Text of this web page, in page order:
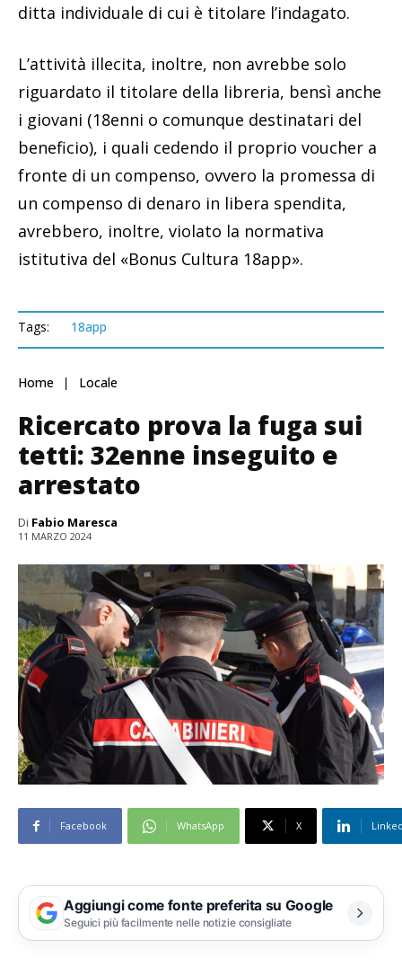
ditta individuale di cui è titolare l’indagato.
L’attività illecita, inoltre, non avrebbe solo
riguardato il titolare della libreria, bensì anche
i giovani (18enni o comunque destinatari del
beneficio), i quali cedendo il proprio voucher a
fronte di un compenso, ovvero la promessa di
un compenso di denaro in libera spendita,
avrebbero, inoltre, violato la normativa
istitutiva del «Bonus Cultura 18app».
Tags: 18app
Home Locale
Ricercato prova la fuga sui
tetti: 32enne inseguito e
arrestato
Di Fabio Maresca
11 MARZO 2024
Facebook WhatsApp X
Aggiungi come fonte preferita su Google
Seguici più facilmente nelle notizie consigliate